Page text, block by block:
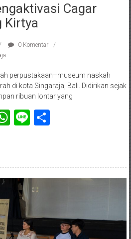
Cagar
Kirtya
0 Komentar
perpustakaan–museum naskah
di kota Singaraja, Bali. Didirikan sejak
ribuan lontar yang
WhatsApp
LineShare